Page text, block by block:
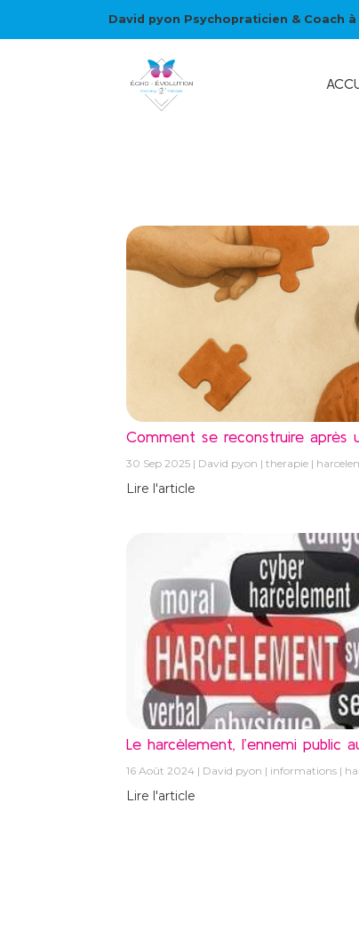
David pyon Psychopraticien & Coach
Comment se reconstruire après
30 Sep 2025 David pyon therapie
Lire l'article
Le harcèlement, l’ennemi public
16 Août 2024 David pyon informations
Lire l'article